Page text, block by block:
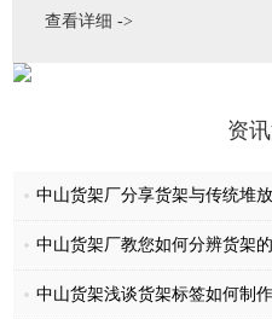
国际国内物流行业的先进技术和新
发推出新产品并不断优化原有产品
公司始终秉承“诚信为本、质量至
优良的产品、优惠的价格、优良的
查看详细 ->
资
中山货架厂分享货架与传统堆
中山货架厂教您如何分辨货架
中山货架浅谈货架标签如何制